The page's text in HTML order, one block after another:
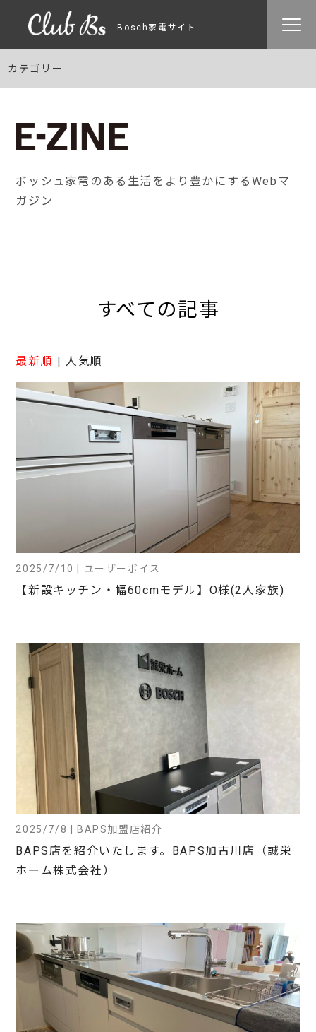
Bosch家電サイト
カテゴリー
ボッシュ家電のある生活をより豊かにするWebマ
ガジン
すべての記事
最新順 | 人気順
2025/7/10 | ユーザーボイス
【新設キッチン・幅60cmモデル】O様(2人家族)
2025/7/8 | BAPS加盟店紹介
BAPS店を紹介いたします。BAPS加古川店（誠栄
ホーム株式会社）